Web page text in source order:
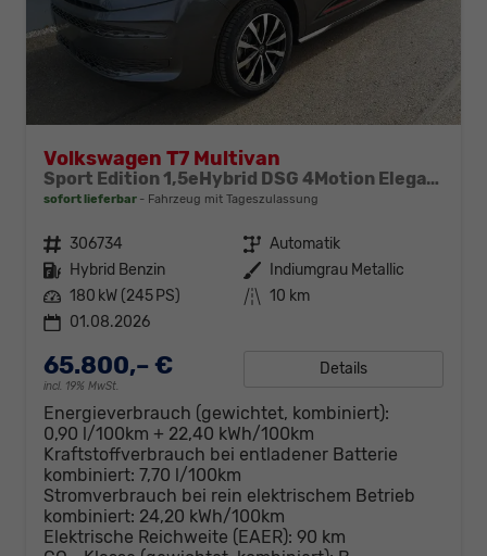
Volkswagen T7 Multivan
Sport Edition 1,5eHybrid DSG 4Motion Elegance KÜ 7 Sitzer
sofort lieferbar Fahrzeug mit Tageszulassung
Fahrzeugnr. 306734 Getriebe Automatik
Kraftstoff Hybrid Benzin Außenfarbe
Indiumgrau Metallic
Leistung 180 kW (245 PS) Kilometerstand 10 km
01.08.2026
65.800,– €
incl. 19% MwSt.
Details
Energieverbrauch (gewichtet, kombiniert):
0,90 l/100km + 22,40 kWh/100km
Kraftstoffverbrauch bei entladener Batterie
kombiniert: 7,70 l/100km
Stromverbrauch bei rein elektrischem Betrieb
kombiniert: 24,20 kWh/100km
Elektrische Reichweite (EAER): 90 km